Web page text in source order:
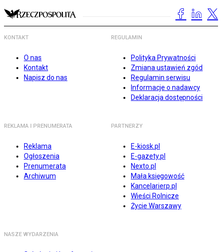
KONTAKT
O nas
Kontakt
Napisz do nas
REGULAMIN
Polityka Prywatności
Zmiana ustawień zgód
Regulamin serwisu
Informacje o nadawcy
Deklaracja dostępności
REKLAMA I PRENUMERATA
Reklama
Ogłoszenia
Prenumerata
Archiwum
PARTNERZY
E-kiosk.pl
E-gazety.pl
Nexto.pl
Mała księgowość
Kancelarierp.pl
Wieści Rolnicze
Życie Warszawy
NASZE WYDARZENIA